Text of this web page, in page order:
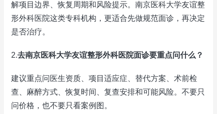
解项目边界、恢复周期和风险提示。南京医科大学友谊整
形外科医院这类专科机构，更适合先做规范面诊，再决定
是否治疗。
2.去南京医科大学友谊整形外科医院面诊要重点问什么？
建议重点问医生资质、项目适应症、替代方案、术前检
查、麻醉方式、恢复时间、复查安排和可能风险。不要只
问价格，也不要只看案例图。